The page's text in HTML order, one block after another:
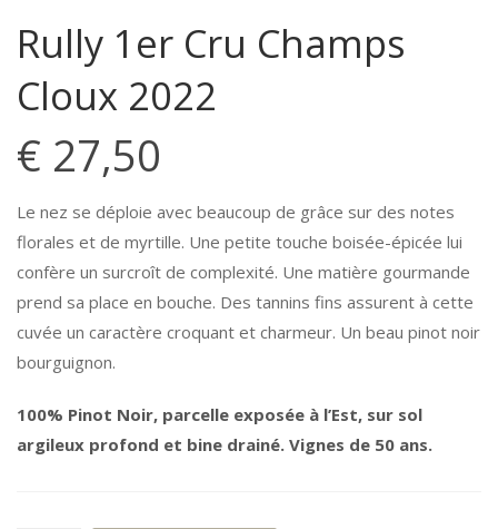
Rully 1er Cru Champs
Cloux 2022
€ 27,50
Le nez se déploie avec beaucoup de grâce sur des notes
florales et de myrtille. Une petite touche boisée-épicée lui
confère un surcroît de complexité. Une matière gourmande
prend sa place en bouche. Des tannins fins assurent à cette
cuvée un caractère croquant et charmeur. Un beau pinot noir
bourguignon.
100% Pinot Noir, parcelle exposée à l’Est, sur sol
argileux profond et bine drainé. Vignes de 50 ans.